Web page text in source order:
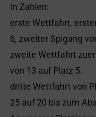
In Zahlen:
erste Wettfahrt,
6, zweiter Spigang
zweite Wettfahrt
von 13 auf Platz 5.
dritte Wettfahrt von
25 auf 20 bis zum